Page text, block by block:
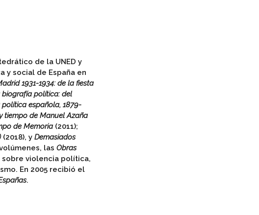
de la UNED y
y social de España en
1931-1934: de la fiesta
biografía política: del
española, 1879-
tiempo de Manuel Azaña
de Memoria (2011);
(2018), yDemasiados
lasObras
violencia política,
En 2005 recibió el
.